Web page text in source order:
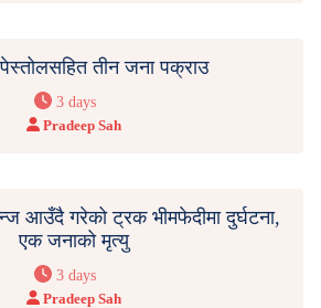
पेस्तोलसहित तीन जना पक्राउ
3 days
Pradeep Sah
आउँदै गरेको ट्रक भीमफेदीमा दुर्घटना,
एक जनाको मृत्यु
3 days
Pradeep Sah